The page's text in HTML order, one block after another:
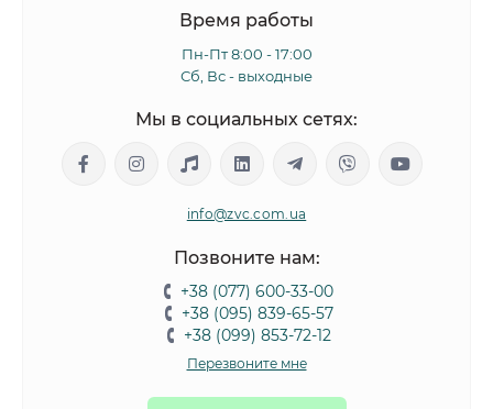
Время работы
Пн-Пт 8:00 - 17:00
Сб, Вс - выходные
Мы в социальных сетях:
info@zvc.com.ua
Позвоните нам:
+38 (077) 600-33-00
+38 (095) 839-65-57
+38 (099) 853-72-12
Перезвоните мне